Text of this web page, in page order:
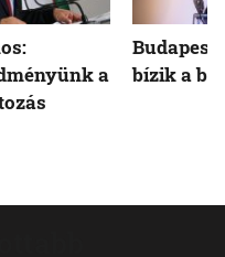
a
Budapest
bízik a